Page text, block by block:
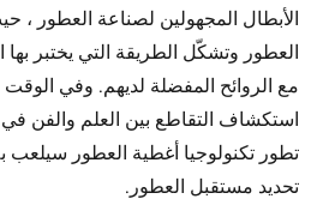
الأبطال المجهولين لصناعة العطور ،
العطور وتشكّل الطريقة التي يختبر
مع الروائح المفضلة لديهم. وفي
استكشاف التقاطع بين العلم والفن
تطور تكنولوجيا أغطية العطور
تحديد مستقبل العطور.